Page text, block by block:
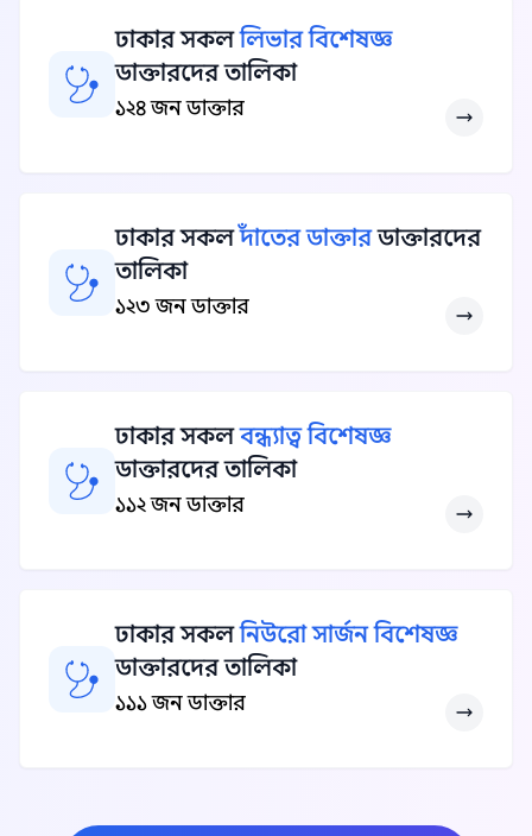
ঢাকার সকললিভার বিশেষজ্ঞ
ডাক্তারদের তালিকা
১২৪ জন ডাক্তার
ঢাকার সকলদাঁতের ডাক্তারডাক্তারদের
তালিকা
১২৩ জন ডাক্তার
ঢাকার সকলবন্ধ্যাত্ব বিশেষজ্ঞ
ডাক্তারদের তালিকা
১১২ জন ডাক্তার
ঢাকার সকলনিউরো সার্জন বিশেষজ্ঞ
ডাক্তারদের তালিকা
১১১ জন ডাক্তার